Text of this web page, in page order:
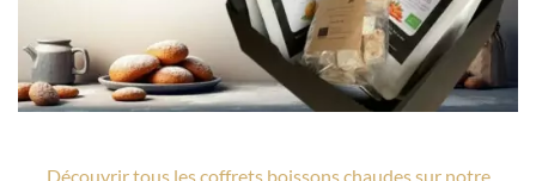
Découvrir tous les coffrets boissons chaudes sur notre